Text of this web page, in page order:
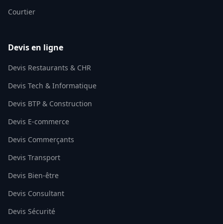
Courtier
Devis en ligne
Devis Restaurants & CHR
Devis Tech & Informatique
Devis BTP & Construction
Devis E-commerce
Devis Commerçants
Devis Transport
Devis Bien-être
Devis Consultant
Devis Sécurité